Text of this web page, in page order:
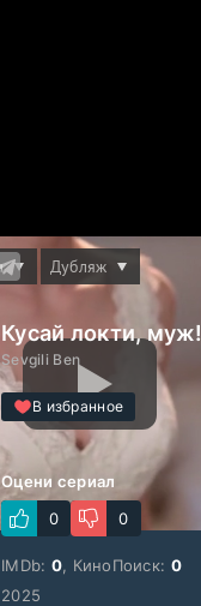
Кусай локти, муж!
Sevgili Ben
В избранное
Оцени сериал
0
0
IMDb: 0, КиноПоиск: 0
2025